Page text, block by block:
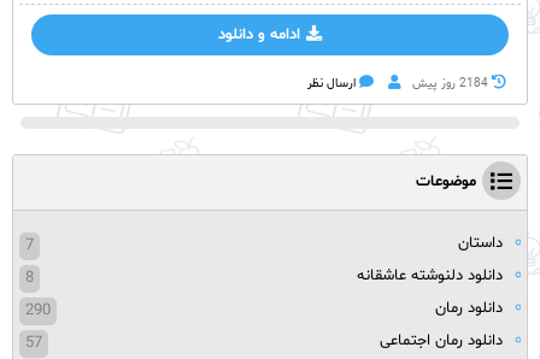
ادامه و دانلود
2184 روز پيش ارسال نظر
موضوعات
داستان
7
دانلود دلنوشته عاشقانه
8
دانلود رمان
290
دانلود رمان اجتماعی
57